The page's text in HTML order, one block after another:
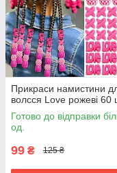
Прикраси намистини
волсся Love рожеві 60
Готово до відправки
од.
99 ₴ 125 ₴